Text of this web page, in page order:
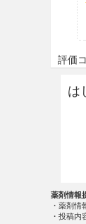
評価
は
薬剤情報
・薬剤情
・投稿内